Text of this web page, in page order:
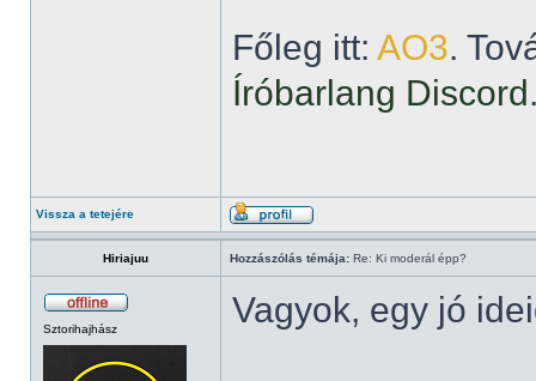
Főleg itt: AO3.
Íróbarlang Discord
Vissza a tetejére
Hiriajuu Hozzászólás témája: Re: Ki moderál épp?
Sztorihajhász Vagyok, egy jó